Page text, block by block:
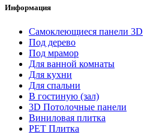
Информация
Самоклеющиеся панели 3D
Под дерево
Под мрамор
Для ванной комнаты
Для кухни
Для спальни
В гостиную (зал)
3D Потолочные панели
Виниловая плитка
PET Плитка